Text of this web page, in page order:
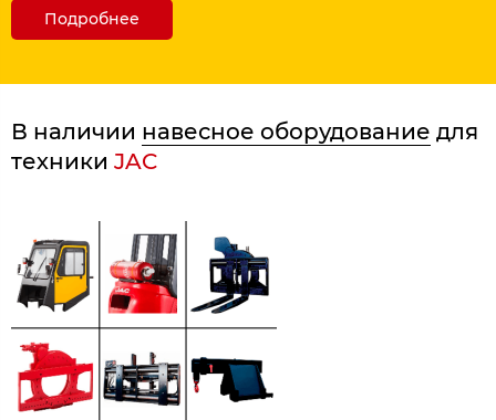
Подробнее
В наличии навесное оборудование для
техники JAC